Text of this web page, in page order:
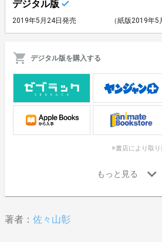
デジタル版
2019年5月24日発売 （紙版2019年5
デジタル版を購入する
※書店により取り
著者： 佐々山彰